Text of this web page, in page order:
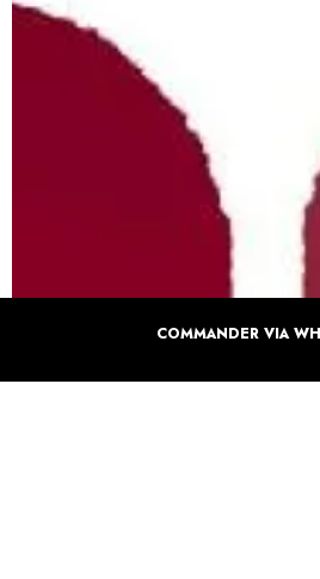
COMMANDER VIA